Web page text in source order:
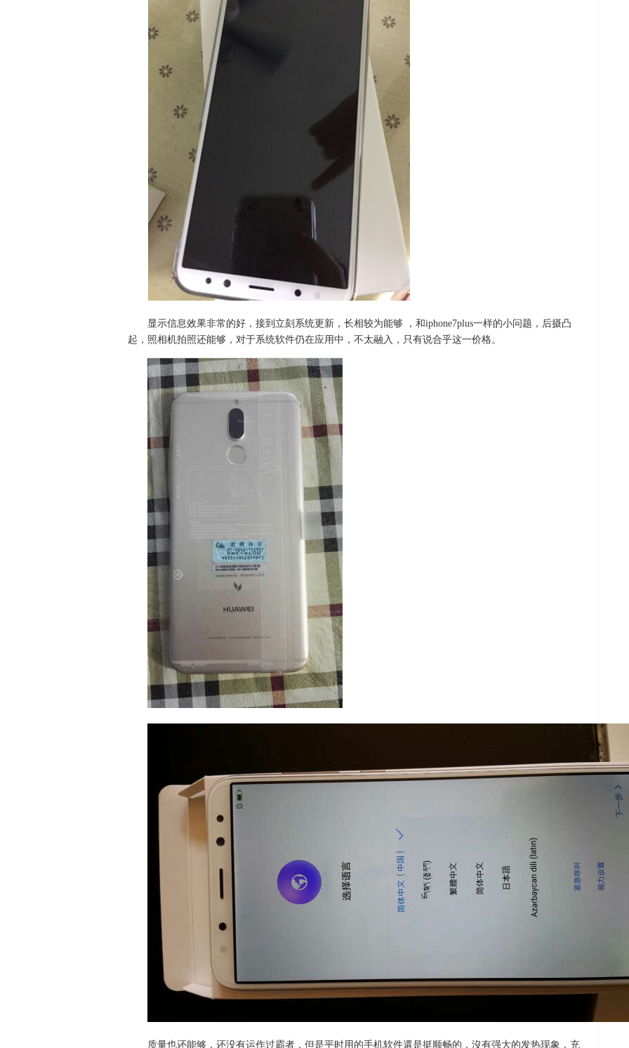
显示信息效果非常的好，接到立刻系统更新，长相较为能够 ，和iphone7plus一样的小问题，后摄凸
起，照相机拍照还能够，对于系统软件仍在应用中，不太融入，只有说合乎这一价格。
质量也还能够，还没有运作过霸者，但是平时用的手机软件還是挺顺畅的，沒有强大的发热现象，充